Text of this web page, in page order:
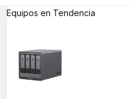
Equipos en Tendencia